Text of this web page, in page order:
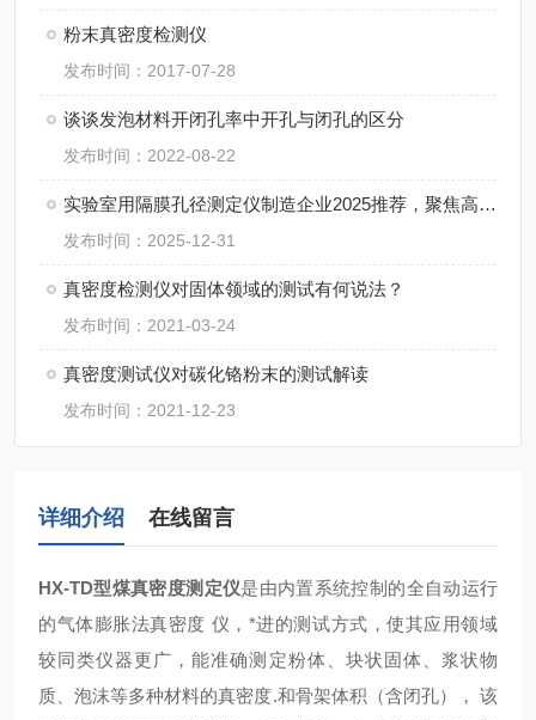
粉末真密度检测仪
发布时间：2017-07-28
谈谈发泡材料开闭孔率中开孔与闭孔的区分
发布时间：2022-08-22
实验室用隔膜孔径测定仪制造企业2025推荐，聚焦高精度与自动化集成
发布时间：2025-12-31
真密度检测仪对固体领域的测试有何说法？
发布时间：2021-03-24
真密度测试仪对碳化铬粉末的测试解读
发布时间：2021-12-23
详细介绍 在线留言
HX-TD型煤真密度测定仪是由内置系统控制的全自动运行
的气体膨胀法真密度 仪 ，*进的测试方式，使其应用领域
较同类仪器更广，能准确测定粉体、块状固体、浆状物
质、泡沫等多种材料的真密度.和骨架体积（含闭孔）， 该